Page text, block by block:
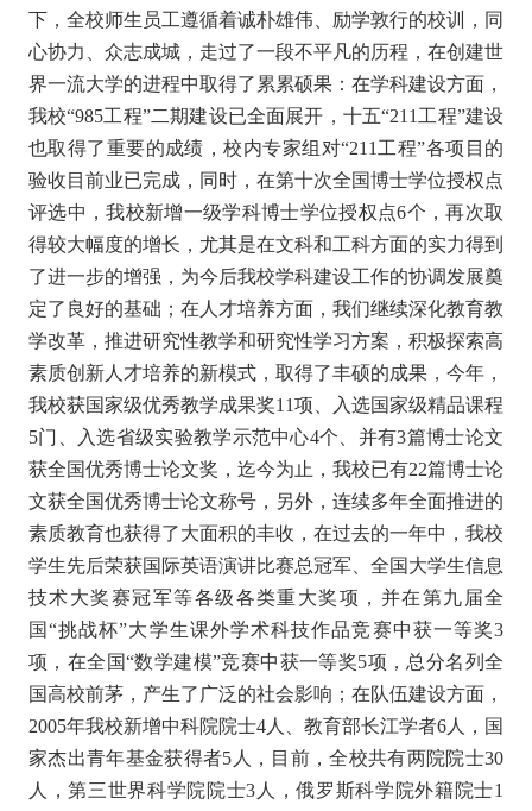
下，全校师生员工遵循着诚朴雄伟、励学敦行的校训，同
心协力、众志成城，走过了一段不平凡的历程，在创建世
界一流大学的进程中取得了累累硕果：在学科建设方面，
我校“985工程”二期建设已全面展开，十五“211工程”建设
也取得了重要的成绩，校内专家组对“211工程”各项目的
验收目前业已完成，同时，在第十次全国博士学位授权点
评选中，我校新增一级学科博士学位授权点6个，再次取
得较大幅度的增长，尤其是在文科和工科方面的实力得到
了进一步的增强，为今后我校学科建设工作的协调发展奠
定了良好的基础；在人才培养方面，我们继续深化教育教
学改革，推进研究性教学和研究性学习方案，积极探索高
素质创新人才培养的新模式，取得了丰硕的成果，今年，
我校获国家级优秀教学成果奖11项、入选国家级精品课程
5门、入选省级实验教学示范中心4个、并有3篇博士论文
获全国优秀博士论文奖，迄今为止，我校已有22篇博士论
文获全国优秀博士论文称号，另外，连续多年全面推进的
素质教育也获得了大面积的丰收，在过去的一年中，我校
学生先后荣获国际英语演讲比赛总冠军、全国大学生信息
技术大奖赛冠军等各级各类重大奖项，并在第九届全
国“挑战杯”大学生课外学术科技作品竞赛中获一等奖3
项，在全国“数学建模”竞赛中获一等奖5项，总分名列全
国高校前茅，产生了广泛的社会影响；在队伍建设方面，
2005年我校新增中科院院士4人、教育部长江学者6人，国
家杰出青年基金获得者5人，目前，全校共有两院院士30
人，第三世界科学院院士3人，俄罗斯科学院外籍院士1